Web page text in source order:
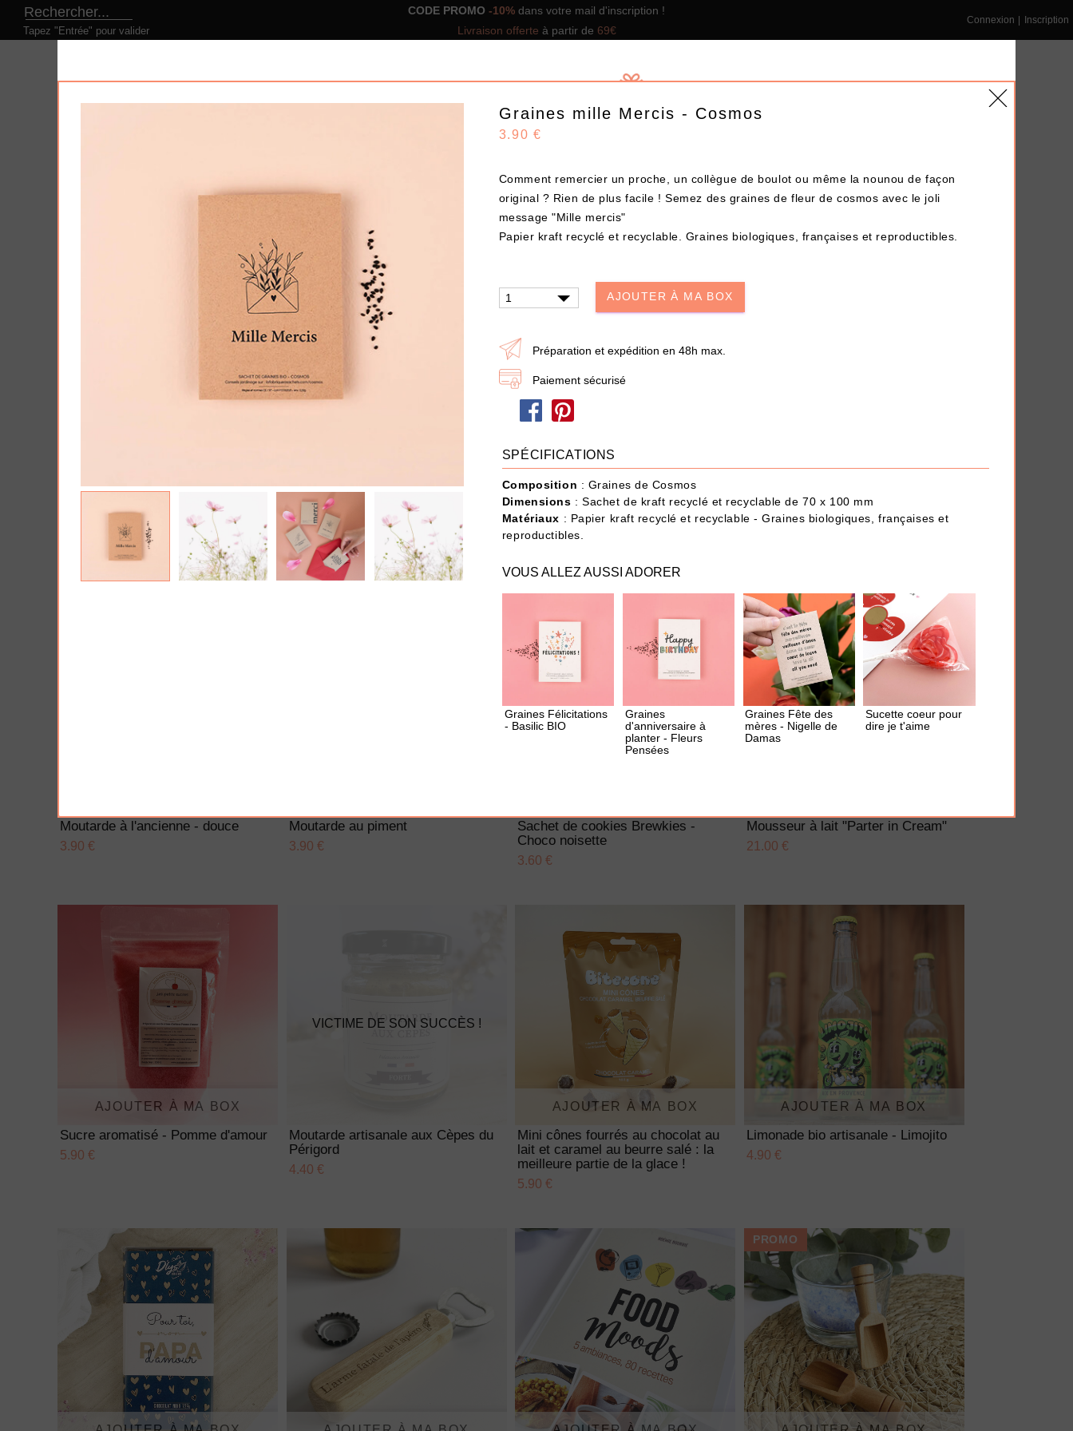
Tapez "Entrée" pour valider
CODE PROMO -10% dans votre mail d'inscription !
Livraison offerte à partir de 69€
Connexion Inscription
NOS BOX PRÊTES À OFFRIR SOLUTIONS ENTREPRISE DÉPÔT-VENTE LE BLOG
Design Terminé !
Graines mille Mercis - Cosmos
3.90 €
Comment remercier un proche, un collègue de boulot ou même la nounou de façon
original ? Rien de plus facile ! Semez des graines de fleur de cosmos avec le joli
message "Mille mercis"
Papier kraft recyclé et recyclable. Graines biologiques, françaises et reproductibles.
AJOUTER À MA BOX
Préparation et expédition en 48h max.
Paiement sécurisé
SPÉCIFICATIONS
Composition : Graines de Cosmos
Dimensions : Sachet de kraft recyclé et recyclable de 70 x 100 mm
Matériaux : Papier kraft recyclé et recyclable - Graines biologiques, françaises et
reproductibles.
VOUS ALLEZ AUSSI ADORER
Graines Félicitations
- Basilic BIO
Graines
d'anniversaire à
planter - Fleurs
Pensées
Graines Fête des
mères - Nigelle de
Damas
Sucette coeur pour
dire je t'aime
CHOISISSEZ VOS PRODUITS
Joyeux Noël
PRIX POUR QUI ? IDÉES CADEAUX OCCASIONS THÈMES
487 produits
Moutarde à l'ancienne - douce
3.90 €
Moutarde au piment
3.90 €
Sachet de cookies Brewkies -
Choco noisette
3.60 €
Mousseur à lait "Parter in Cream"
21.00 €
AJOUTER À MA BOX
Sucre aromatisé - Pomme d'amour
5.90 €
VICTIME DE SON SUCCÈS !
Moutarde artisanale aux Cèpes du
Périgord
4.40 €
AJOUTER À MA BOX
Mini cônes fourrés au chocolat au
lait et caramel au beurre salé : la
meilleure partie de la glace !
5.90 €
AJOUTER À MA BOX
Limonade bio artisanale - Limojito
4.90 €
PROMO